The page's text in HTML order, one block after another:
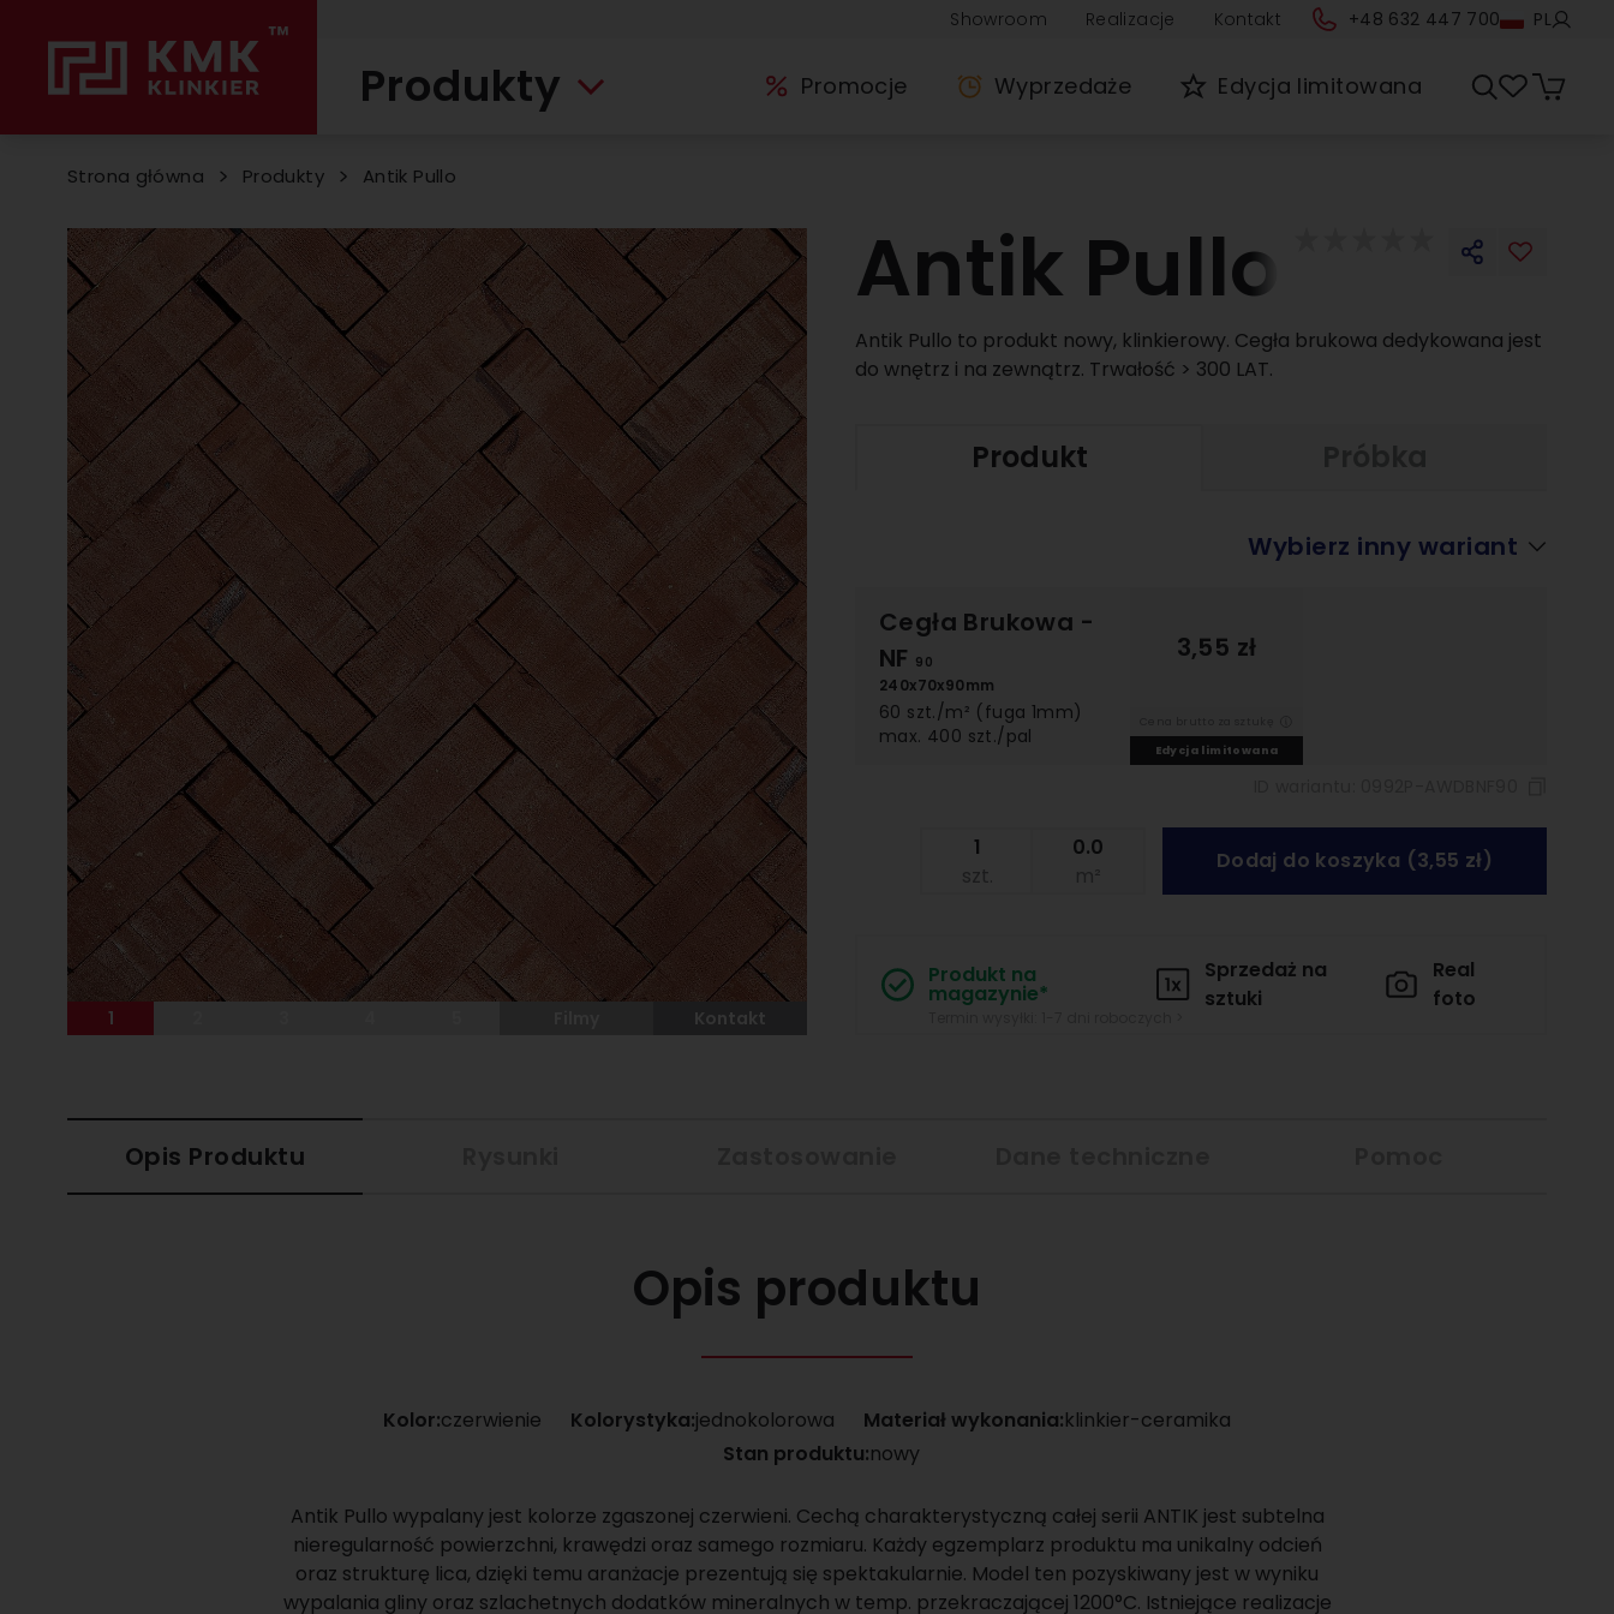
Showroom Realizacje Kontakt +48 632 447 700 PL
Produkty Promocje Wyprzedaże Edycja limitowana
Strona główna Produkty Antik Pullo
1 Kontakt
Antik Pullo
Antik Pullo to produkt nowy, klinkierowy. Cegła brukowa dedykowana jest
do wnętrz i na zewnątrz. Trwałość > 300 LAT.
Produkt
Wybierz inny wariant
Cegła Brukowa -
NF 90
240x70x90mm
60 szt./m² (fuga 1mm)
max. 400 szt./pal
3,55 zł
Edycja limitowana
szt.
Dodaj do koszyka (3,55 zł)
Produkt na
magazynie*
Sprzedaż na
sztuki
Real
foto
Opis Produktu
Opis produktu
Kolor:czerwienie Kolorystyka:jednokolorowa Materiał wykonania:klinkier-ceramika
Stan produktu:nowy
Antik Pullo wypalany jest kolorze zgaszonej czerwieni. Cechą charakterystyczną całej serii ANTIK jest subtelna
nieregularność powierzchni, krawędzi oraz samego rozmiaru. Każdy egzemplarz produktu ma unikalny odcień
oraz strukturę lica, dzięki temu aranżacje prezentują się spektakularnie. Model ten pozyskiwany jest w wyniku
wypalania gliny oraz szlachetnych dodatków mineralnych w temp. przekraczającej 1200°C. Istniejące realizacje